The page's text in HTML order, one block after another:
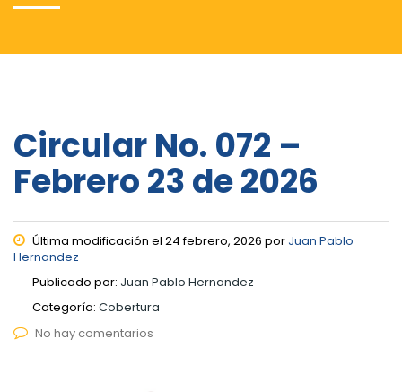
Circular No. 072 –
Febrero 23 de 2026
Última modificación el 24 febrero, 2026 por Juan Pablo
Hernandez
Publicado por: Juan Pablo Hernandez
Categoría: Cobertura
No hay comentarios